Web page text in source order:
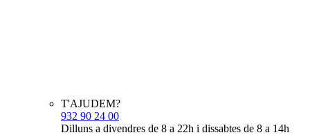
T'AJUDEM?
932 90 24 00
Dilluns a divendres de 8 a 22h i dissabtes de 8 a 14h